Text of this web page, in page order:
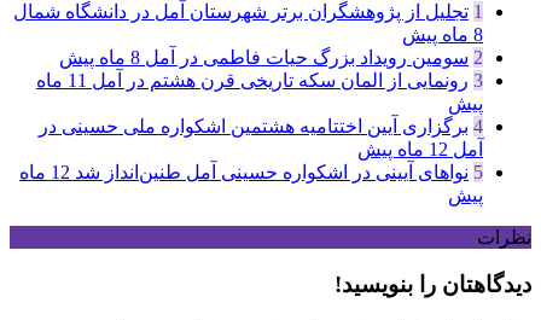
1 تجلیل از پژوهشگران برتر شهرستان آمل در دانشگاه شمال
8 ماه پیش
2 سومین رویداد بزرگ حیات فاطمی در آمل 8 ماه پیش
3 رونمایی از المان سکه تاریخی قرن هشتم در آمل
11 ماه
پیش
4 برگزاری آیین اختتامیه هشتمین اشکواره ملی حسینی در
آمل 12 ماه پیش
5 نواهای آیینی در اشکواره حسینی آمل طنین‌انداز شد
12 ماه
پیش
نظرات
دیدگاهتان را بنویسید!